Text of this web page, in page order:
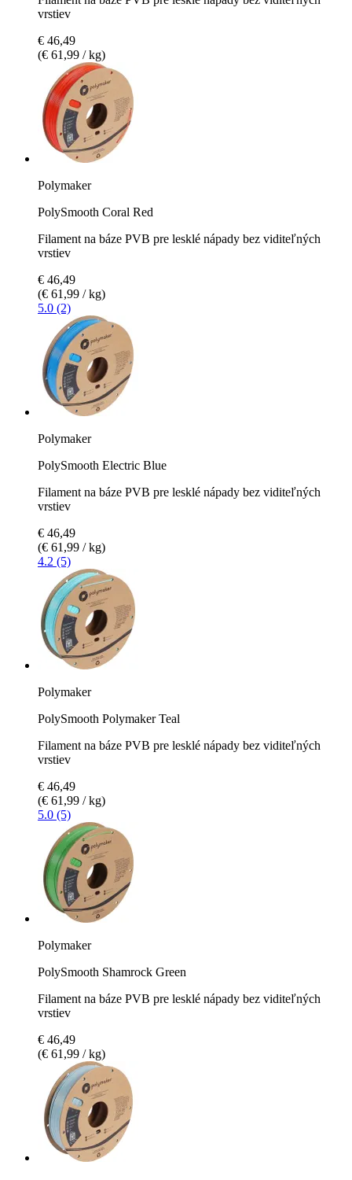
vrstiev
€ 46,49
(€ 61,99 / kg)
Polymaker
PolySmooth Coral Red
Filament na báze PVB pre lesklé nápady bez viditeľných
vrstiev
€ 46,49
(€ 61,99 / kg)
5.0 (2)
Polymaker
PolySmooth Electric Blue
Filament na báze PVB pre lesklé nápady bez viditeľných
vrstiev
€ 46,49
(€ 61,99 / kg)
4.2 (5)
Polymaker
PolySmooth Polymaker Teal
Filament na báze PVB pre lesklé nápady bez viditeľných
vrstiev
€ 46,49
(€ 61,99 / kg)
5.0 (5)
Polymaker
PolySmooth Shamrock Green
Filament na báze PVB pre lesklé nápady bez viditeľných
vrstiev
€ 46,49
(€ 61,99 / kg)